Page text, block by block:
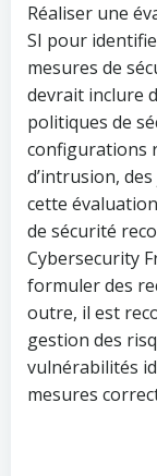
Réaliser une
SI pour
mesures de
devrait inclure
politiques de
configurations
d’intrusion,
cette
de sécurité
Cybersecurity
formuler des
outre, il est
gestion des
vulnérabilités
mesures